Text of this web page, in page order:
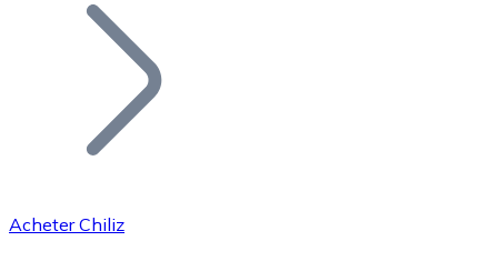
Ajoutez le token de votre projet à notre service
Acheter Chiliz